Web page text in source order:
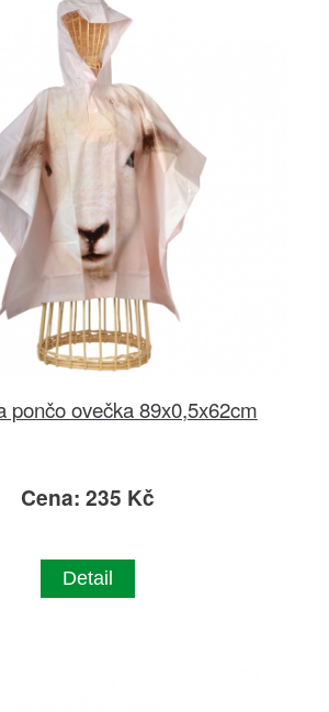
pončo ovečka 89x0,5x62cm
Cena: 235 Kč
Detail